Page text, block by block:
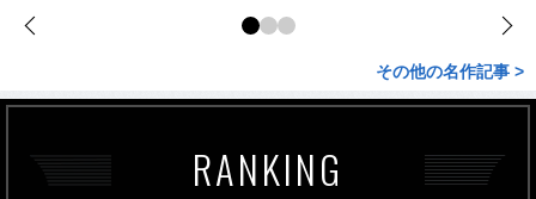
その他の名作記事 >
RANKING